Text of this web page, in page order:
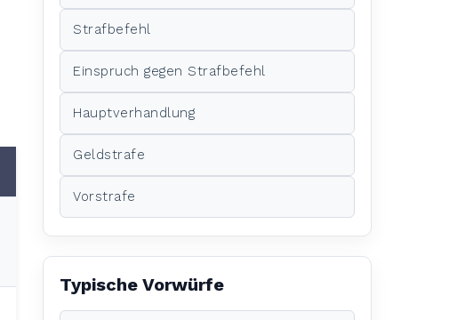
Strafbefehl
Einspruch gegen Strafbefehl
Hauptverhandlung
Geldstrafe
Vorstrafe
Typische Vorwürfe